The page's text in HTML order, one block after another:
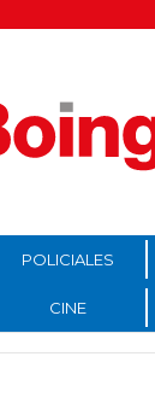
POLICIALES
CINE